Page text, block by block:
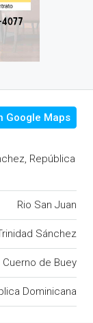
Google Maps
República
Rio San Juan
Sánchez
Cuerno de Buey
Dominicana